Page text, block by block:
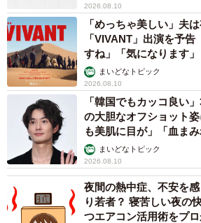
2026.08.10
「めっちゃ美しい」夫
「VIVANT」出演を予
すね」「気になります」
まいどなトピック
2026.08.10
「韓国でもカッコ良い
の大胆なオフショット
も美肌に目が」「血ま
っこいい」
まいどなトピック
2026.08.10
夜間の熱中症、不安を
り若者？ 寝苦しい夜の
つエアコン活用術をプ